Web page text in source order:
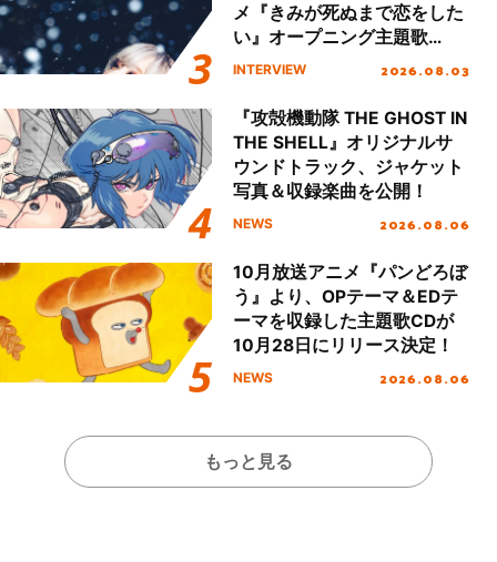
メ『きみが死ぬまで恋をした
い』オープニング主題歌
「Amore」インタビュー
INTERVIEW 2026.08.03
『攻殻機動隊 THE GHOST IN
THE SHELL』オリジナルサ
ウンドトラック、ジャケット
写真＆収録楽曲を公開！
NEWS 2026.08.06
10月放送アニメ『パンどろぼ
う』より、OPテーマ＆EDテ
ーマを収録した主題歌CDが
10月28日にリリース決定！
NEWS 2026.08.06
もっと見る